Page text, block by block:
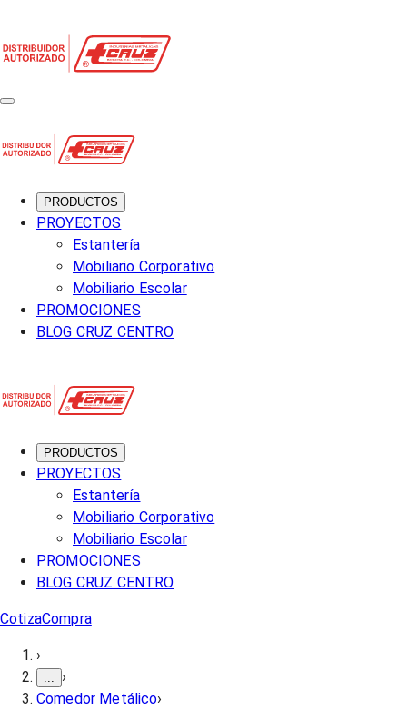
PRODUCTOS
PROYECTOS
Estantería
Mobiliario Corporativo
Mobiliario Escolar
PROMOCIONES
BLOG CRUZ CENTRO
PRODUCTOS
PROYECTOS
Estantería
Mobiliario Corporativo
Mobiliario Escolar
PROMOCIONES
BLOG CRUZ CENTRO
CotizaCompra
›
›
Comedor Metálico›